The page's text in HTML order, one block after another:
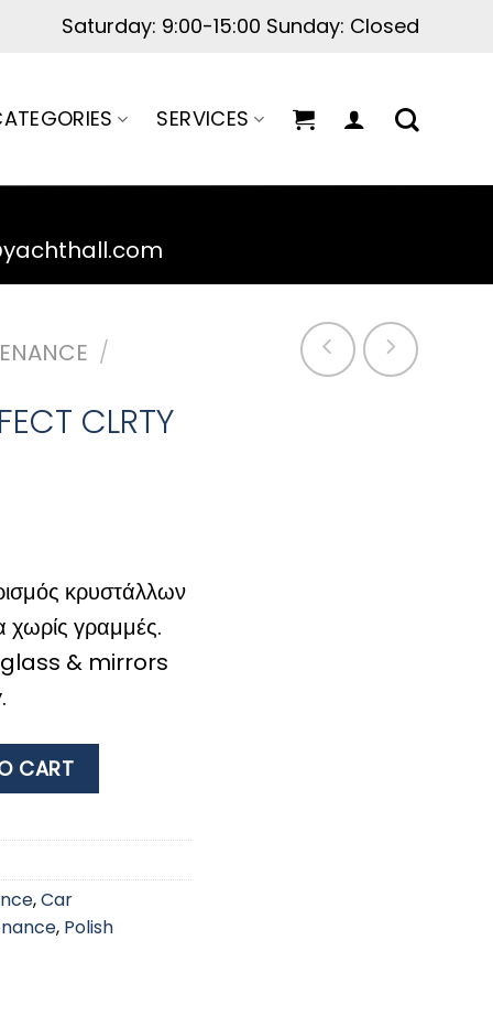
SERVICES
/
CLRTY
κρυστάλλων
χωρίς γραμμές.
& mirrors
TOWEL quantity
CART
,Car
, Polish